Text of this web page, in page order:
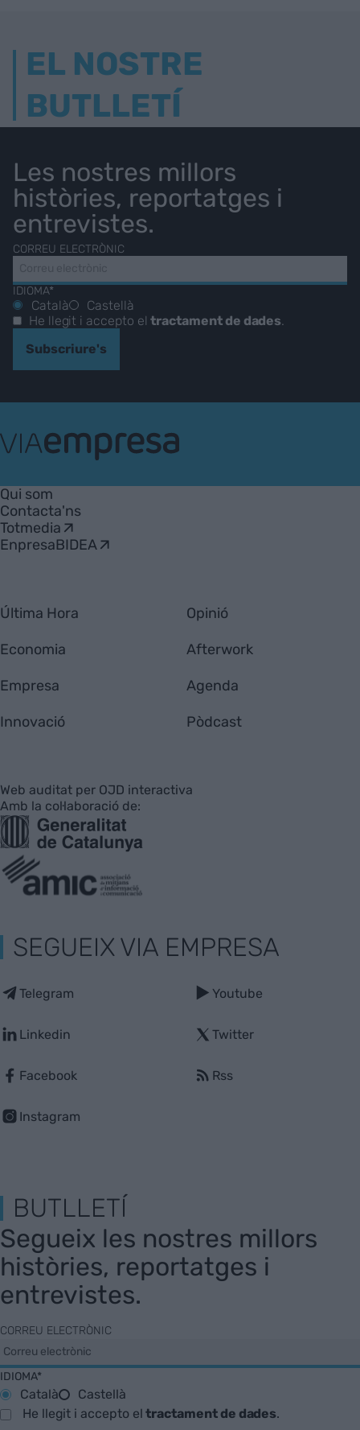
EL NOSTRE
BUTLLETÍ
Les nostres millors
històries, reportatges i
entrevistes.
CORREU ELECTRÒNIC
IDIOMA*
Català
Castellà
He llegit i accepto eltractament de dades.
Subscriure's
Empresa
Qui som
Contacta'ns
Totmedia
EnpresaBIDEA
Última Hora
Economia
Empresa
Innovació
Opinió
Afterwork
Agenda
Pòdcast
Web auditat per OJD interactiva
Amb la col·laboració de:
SEGUEIX VIA EMPRESA
Telegram
Linkedin
Facebook
Instagram
Youtube
Twitter
Rss
BUTLLETÍ
Segueix les nostres millors
històries, reportatges i
entrevistes.
CORREU ELECTRÒNIC
IDIOMA*
Català
Castellà
He llegit i accepto eltractament de dades.